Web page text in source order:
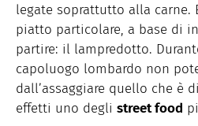
legate soprattutto alla carne.
piatto particolare, a base di
partire: il lampredotto.
capoluogo lombardo non
dall’assaggiare quello che è
effetti uno degli street food